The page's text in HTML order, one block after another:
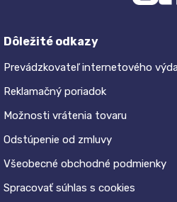
Dôležité odkazy
Prevádzkovateľ internetového
Reklamačný poriadok
Možnosti vrátenia tovaru
Odstúpenie od zmluvy
Všeobecné obchodné podmienky
Spracovať súhlas s cookies